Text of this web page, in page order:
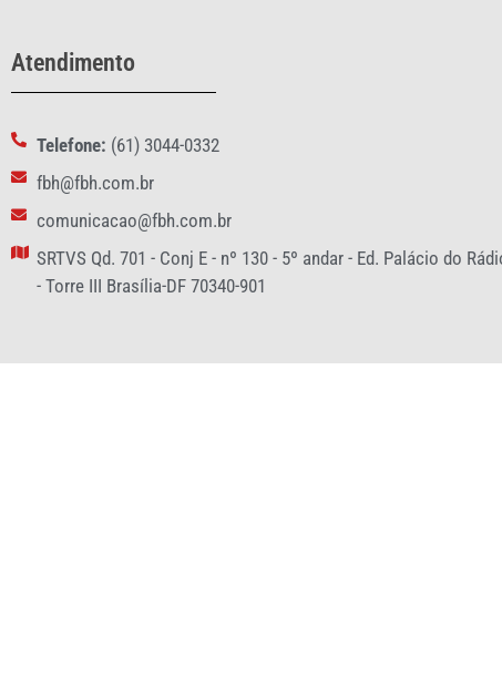
Atendimento
Telefone: (61) 3044-0332
fbh@fbh.com.br
comunicacao@fbh.com.br
SRTVS Qd. 701 - Conj E - nº 130 - 5º andar - Ed. Palácio do
- Torre III Brasília-DF 70340-901